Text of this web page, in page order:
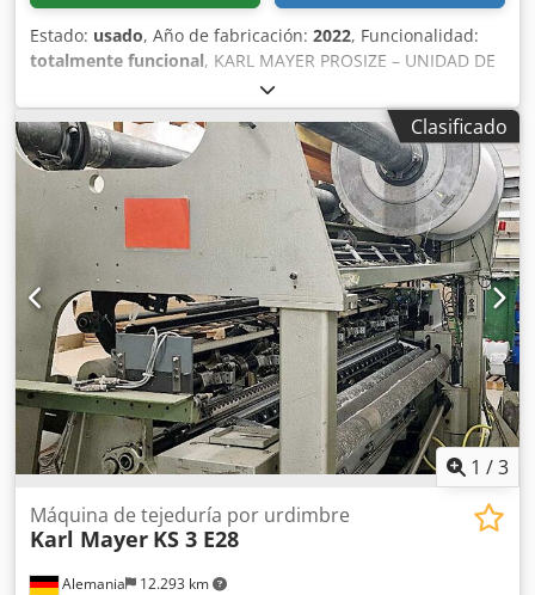
Estado: usado, Año de fabricación: 2022, Funcionalidad:
totalmente funcional, KARL MAYER PROSIZE – UNIDAD DE
APRESTO DE ALTO RENDIMIENTO E INNOVADORA para el
procesamiento de hilados hilados -28 posiciones: ancho de
trabajo máximo en el creel: 2200 mm -200 mm: rango de
trabajo -Creel para bobinas: diámetro máximo de brida del
haz: 1000 mm Chodpjzb Uzwofx Amkoa -Control de tensión
de urdimbre -Control automático de la presión de apriete
Con todos los accesorios necesarios.
Clasificado
1 /3
Alemania 12.293 km
Máquina de tejeduría por urdimbre
Karl Mayer KS 3 E28